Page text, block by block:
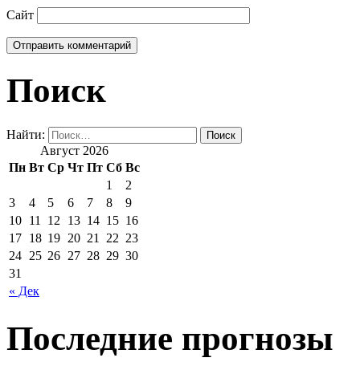
Сайт
Поиск
Найти:
Август 2026
Пн Вт Ср Чт Пт Сб Вс
« Дек
1
2
3
4 5 6 7 8
9
10 11 12 13 14 15 16
17 18 19 20 21 22 23
24 25 26 27 28 29 30
31
Последние прогнозы